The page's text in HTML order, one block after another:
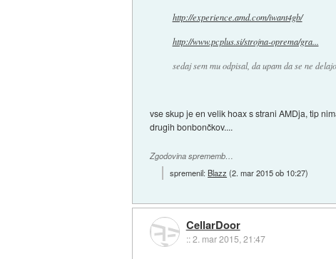
http://experience.amd.com/iwant4gb/
http://www.pcplus.si/strojna-oprema/gra...
sedaj sem mu odpisal, da upam da se ne
vse skup je en velik hoax s strani AMDja, tip
drugih bonbončkov....
Zgodovina sprememb…
spremenil:Blazz (2. mar 2015 ob 10:27)
CellarDoor
::2. mar 2015, 21:47